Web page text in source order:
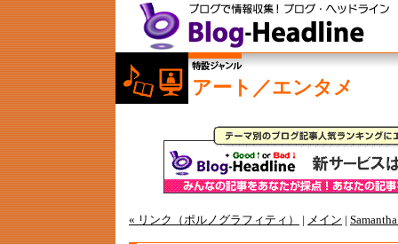
アート／エンタメ
« リンク（ポルノグラフィティ） メイン